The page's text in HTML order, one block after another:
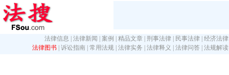
法律信息 法律新闻 案例 精品文章 刑事法律 民事法律 经济法律
法律图书 诉讼指南 常用法规 法律实务 法律释义 法律问答 法规解读